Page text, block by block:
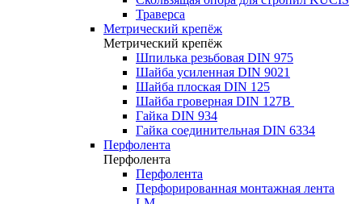
Траверса
Метрический крепёж
Метрический крепёж
Шпилька резьбовая DIN 975
Шайба усиленная DIN 9021
Шайба плоская DIN 125
Шайба гроверная DIN 127B
Гайка DIN 934
Гайка соединительная DIN 6334
Перфолента
Перфолента
Перфолента
Перфорированная монтажная лента